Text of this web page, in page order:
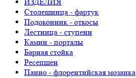
ИЗДЕЛИЯ
Столешница - фартук
Подоконник - откосы
Лестница - ступени
Камин - порталы
Барная стойка
Ресепшен
Панно - флорентийская мозаика